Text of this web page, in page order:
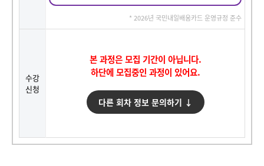
* 2026년 국민내일배움카드 운영규정 준수
수강
신청
본 과정은 모집 기간이 아닙니다.
하단에 모집중인 과정이 있어요.
다른 회차 정보 문의하기 ↓